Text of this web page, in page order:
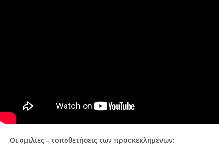
Οι ομιλίες – τοποθετήσεις των προσκεκλημένων: